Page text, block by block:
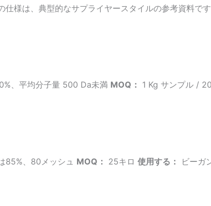
様は、典型的なサプライヤースタイルの参考資料で
、平均分子量 500 Da未満 MOQ： 1 Kg サンプル /
85%、80メッシュ MOQ： 25キロ 使用する：
ビーガ